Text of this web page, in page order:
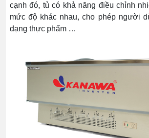
cạnh đó, tủ có khả năng điều chỉnh
mức độ khác nhau, cho phép người
dạng thực phẩm …